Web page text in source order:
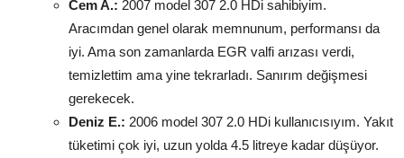
Cem A.: 2007 model 307 2.0 HDi sahibiyim.
Aracımdan genel olarak memnunum, performansı da
iyi. Ama son zamanlarda EGR valfi arızası verdi,
temizlettim ama yine tekrarladı. Sanırım değişmesi
gerekecek.
Deniz E.: 2006 model 307 2.0 HDi kullanıcısıyım. Yakıt
tüketimi çok iyi, uzun yolda 4.5 litreye kadar düşüyor.